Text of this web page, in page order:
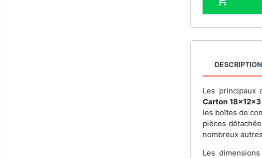
DESCRIPTION
Les principaux
Carton
les boîtes de
pièces
nombreux
Les